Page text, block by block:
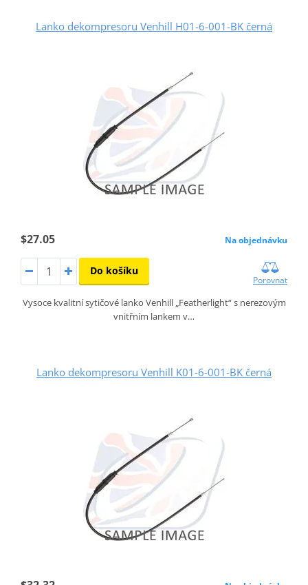
Lanko dekompresoru Venhill H01-6-001-BK černá
$27.05 Na objednávku
Do košíku
Porovnat
Vysoce kvalitní sytičové lanko Venhill „Featherlight“ s nerezovým
vnitřním lankem v…
Lanko dekompresoru Venhill K01-6-001-BK černá